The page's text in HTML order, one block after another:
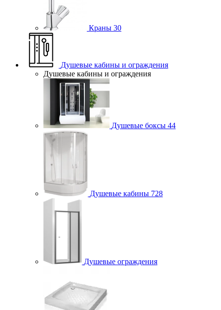
Краны 30
Душевые кабины и ограждения
Душевые кабины и ограждения
Душевые боксы 44
Душевые кабины 728
Душевые ограждения